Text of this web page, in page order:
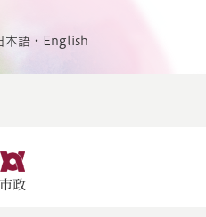
本語・English
市政